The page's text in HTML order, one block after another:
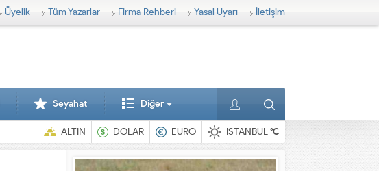
Üyelik Tüm Yazarlar Firma Rehberi Yasal Uyarı İletişim
Seyahat Diğer
ALTIN DOLAR EURO İSTANBUL°C